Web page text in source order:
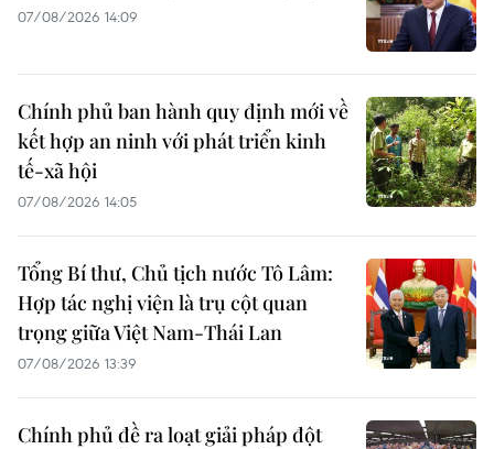
07/08/2026 14:09
Chính phủ ban hành quy định mới về
kết hợp an ninh với phát triển kinh
tế-xã hội
07/08/2026 14:05
Tổng Bí thư, Chủ tịch nước Tô Lâm:
Hợp tác nghị viện là trụ cột quan
trọng giữa Việt Nam-Thái Lan
07/08/2026 13:39
Chính phủ đề ra loạt giải pháp đột